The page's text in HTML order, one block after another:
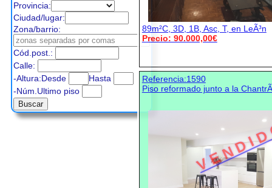
Provincia:
Ciudad/lugar:
Zona/barrio:
Cód.post.:
Calle:
-Altura:Desde
Hasta
-Núm.Ultimo piso
89m²C, 3D, 1B, Asc, T, en LeÃ³n
Precio: 90.000,00€
Referencia:1590
Piso reformado junto a la
V E N D I